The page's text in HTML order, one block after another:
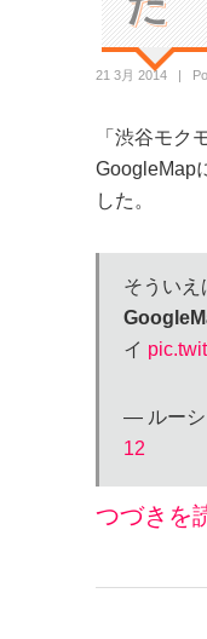
21 3月 2014 |
「渋谷モク
GoogleMap
した。
そういえ
イ
— ルーシ
12
つづきを